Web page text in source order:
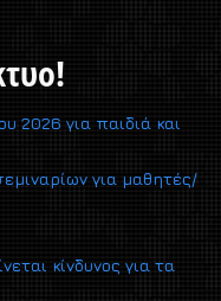
2026 για παιδιά και
για μαθητές/
κίνδυνος για τα